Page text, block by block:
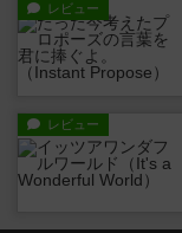
レビュー
レビュー